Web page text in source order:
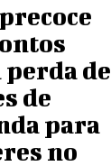
de
de
para
no